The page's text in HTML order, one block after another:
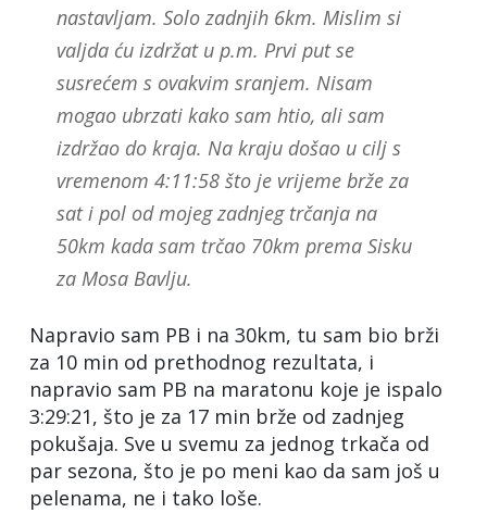
nastavljam. Solo zadnjih 6km. Mislim si
valjda ću izdržat u p.m. Prvi put se
susrećem s ovakvim sranjem. Nisam
mogao ubrzati kako sam htio, ali sam
izdržao do kraja. Na kraju došao u cilj s
vremenom 4:11:58 što je vrijeme brže za
sat i pol od mojeg zadnjeg trčanja na
50km kada sam trčao 70km prema Sisku
za Mosa Bavlju.
Napravio sam PB i na 30km, tu sam bio brži
za 10 min od prethodnog rezultata, i
napravio sam PB na maratonu koje je ispalo
3:29:21, što je za 17 min brže od zadnjeg
pokušaja. Sve u svemu za jednog trkača od
par sezona, što je po meni kao da sam još u
pelenama, ne i tako loše.